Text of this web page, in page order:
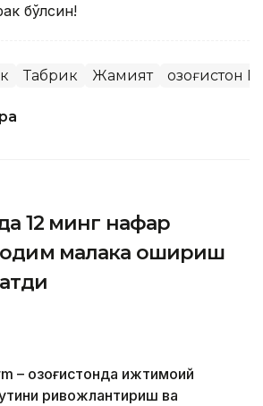
бўлсин!
Табрик Жамият Қозоғистон
12 минг нафар
малака ошириш
– Қозоғистонда ижтимоий
ривожлантириш ва